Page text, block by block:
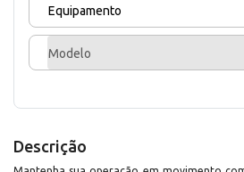
Equipamento
Modelo
Descrição